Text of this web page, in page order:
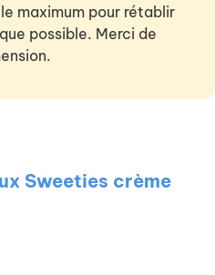
maximum pour rétablir
possible. Merci de
Sweeties crème